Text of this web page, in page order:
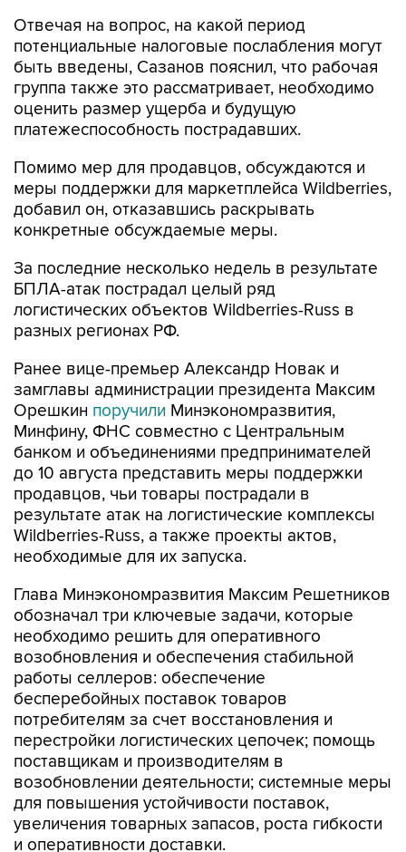
Отвечая на вопрос, на какой период
потенциальные налоговые послабления могут
быть введены, Сазанов пояснил, что рабочая
группа также это рассматривает, необходимо
оценить размер ущерба и будущую
платежеспособность пострадавших.
Помимо мер для продавцов, обсуждаются и
меры поддержки для маркетплейса Wildberries,
добавил он, отказавшись раскрывать
конкретные обсуждаемые меры.
За последние несколько недель в результате
БПЛА-атак пострадал целый ряд
логистических объектов Wildberries-Russ в
разных регионах РФ.
Ранее вице-премьер Александр Новак и
замглавы администрации президента Максим
Орешкин поручили Минэкономразвития,
Минфину, ФНС совместно с Центральным
банком и объединениями предпринимателей
до 10 августа представить меры поддержки
продавцов, чьи товары пострадали в
результате атак на логистические комплексы
Wildberries-Russ, а также проекты актов,
необходимые для их запуска.
Глава Минэкономразвития Максим Решетников
обозначал три ключевые задачи, которые
необходимо решить для оперативного
возобновления и обеспечения стабильной
работы селлеров: обеспечение
бесперебойных поставок товаров
потребителям за счет восстановления и
перестройки логистических цепочек; помощь
поставщикам и производителям в
возобновлении деятельности; системные меры
для повышения устойчивости поставок,
увеличения товарных запасов, роста гибкости
и оперативности доставки.